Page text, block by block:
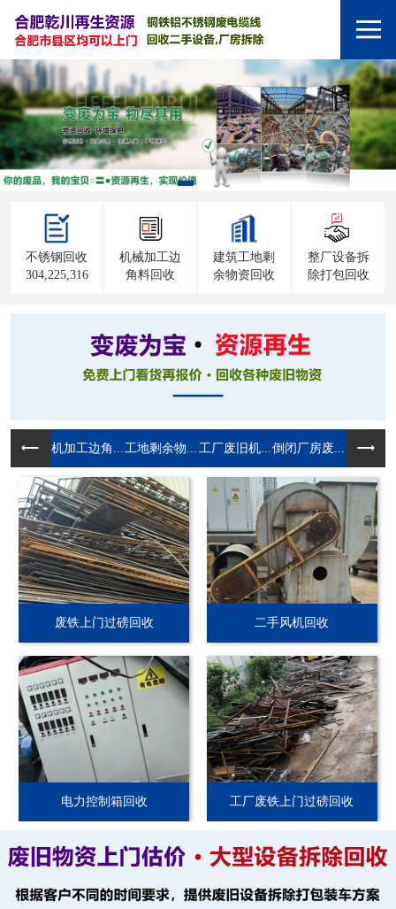
不锈钢回收
304,225,316
机械加工边
角料回收
建筑工地剩
余物资回收
整厂设备拆
除打包回收
机加工边角... 工地剩余物... 工厂废旧机... 倒闭厂房废...
废铁上门过磅回收 二手风机回收
电力控制箱回收 工厂废铁上门过磅回收